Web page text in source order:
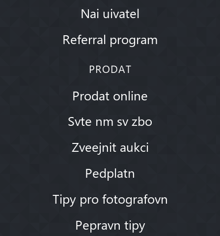
Nai uivatel
Referral program
PRODAT
Prodat online
Svte nm sv zbo
Zveejnit aukci
Pedplatn
Tipy pro fotografovn
Pepravn tipy